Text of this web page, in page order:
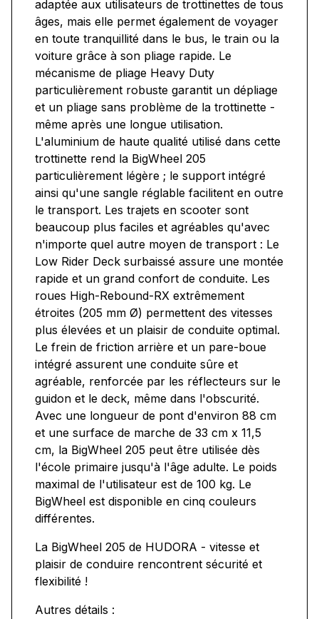
adaptée aux utilisateurs de trottinettes de tous
âges, mais elle permet également de voyager
en toute tranquillité dans le bus, le train ou la
voiture grâce à son pliage rapide. Le
mécanisme de pliage Heavy Duty
particulièrement robuste garantit un dépliage
et un pliage sans problème de la trottinette -
même après une longue utilisation.
L'aluminium de haute qualité utilisé dans cette
trottinette rend la BigWheel 205
particulièrement légère ; le support intégré
ainsi qu'une sangle réglable facilitent en outre
le transport. Les trajets en scooter sont
beaucoup plus faciles et agréables qu'avec
n'importe quel autre moyen de transport : Le
Low Rider Deck surbaissé assure une montée
rapide et un grand confort de conduite. Les
roues High-Rebound-RX extrêmement
étroites (205 mm Ø) permettent des vitesses
plus élevées et un plaisir de conduite optimal.
Le frein de friction arrière et un pare-boue
intégré assurent une conduite sûre et
agréable, renforcée par les réflecteurs sur le
guidon et le deck, même dans l'obscurité.
Avec une longueur de pont d'environ 88 cm
et une surface de marche de 33 cm x 11,5
cm, la BigWheel 205 peut être utilisée dès
l'école primaire jusqu'à l'âge adulte. Le poids
maximal de l'utilisateur est de 100 kg. Le
BigWheel est disponible en cinq couleurs
différentes.
La BigWheel 205 de HUDORA - vitesse et
plaisir de conduire rencontrent sécurité et
flexibilité !
Autres détails :